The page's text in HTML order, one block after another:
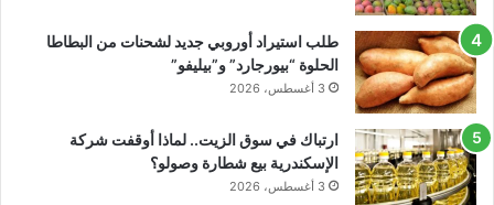
طلب استيراد أوروبي جديد لشحنات من البطاطا
الحلوة “بيورجارد” و”بيليفو”
3 أغسطس، 2026
ارتباك في سوق الزيت.. لماذا أوقفت شركة
الإسكندرية بيع شطارة وصولو؟
3 أغسطس، 2026